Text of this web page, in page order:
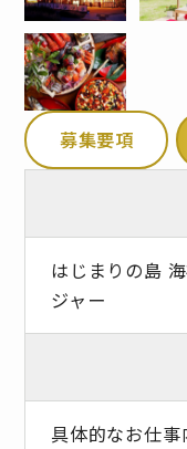
募集要項
はじまりの島
ジャー
具体的なお仕事